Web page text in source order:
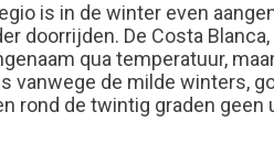
is in de winter even
doorrijden. De Costa
qua temperatuur,
de milde winters,
rond de twintig graden